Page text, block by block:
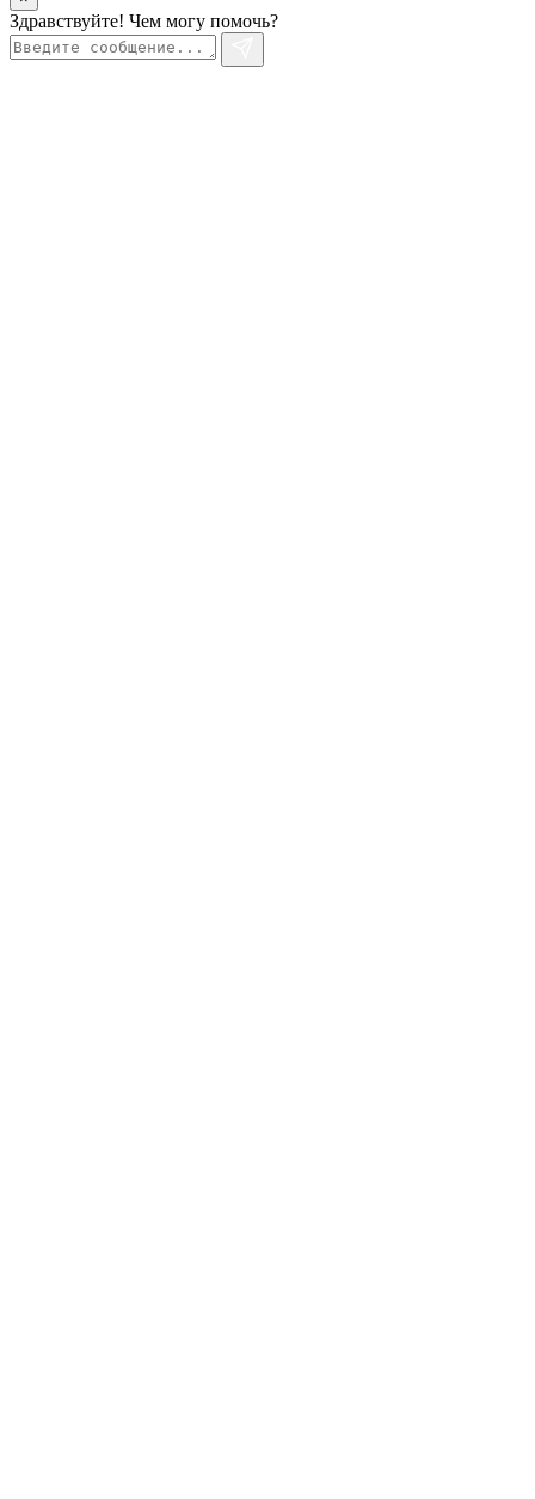
Здравствуйте! Чем могу помочь?